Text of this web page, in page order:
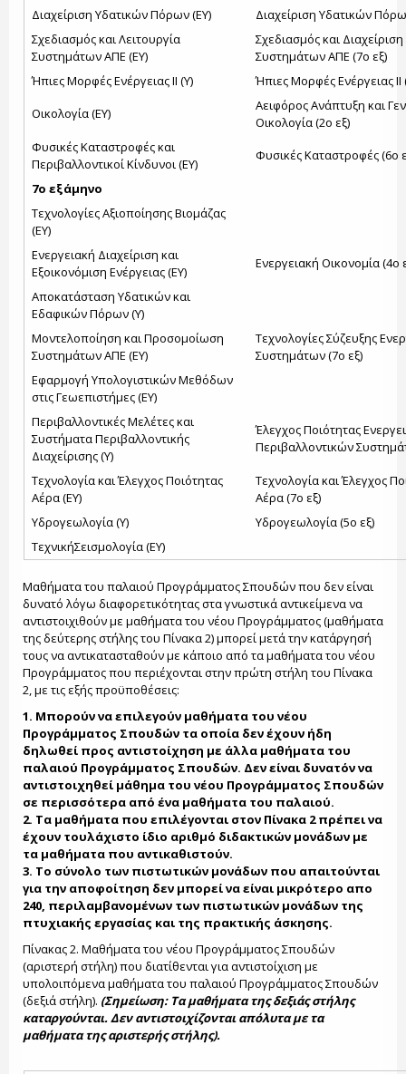
Διαχείριση Υδατικών Πόρων (ΕΥ)
Διαχείριση Υδατικών
Σχεδιασμός και Λειτουργία
Συστημάτων ΑΠΕ (ΕΥ)
Σχεδιασμός και Διαχείριση
Συστημάτων ΑΠΕ (7ο εξ)
Ήπιες Μορφές Ενέργειας ΙΙ (Υ)
Ήπιες Μορφές Ενέργειας ΙΙ
Οικολογία (ΕΥ)
Αειφόρος Ανάπτυξη και
Οικολογία (2ο εξ)
Φυσικές Καταστροφές και
Περιβαλλοντικοί Κίνδυνοι (ΕΥ)
Φυσικές Καταστροφές (6ο
7ο εξάμηνο
Τεχνολογίες Αξιοποίησης Βιομάζας
(ΕΥ)
Ενεργειακή Διαχείριση και
Εξοικονόμιση Ενέργειας (ΕΥ)
Ενεργειακή Οικονομία (4ο
Αποκατάσταση Υδατικών και
Εδαφικών Πόρων (Υ)
Μοντελοποίηση και Προσομοίωση
Συστημάτων ΑΠΕ (ΕΥ)
Τεχνολογίες Σύζευξης
Συστημάτων (7ο εξ)
Εφαρμογή Υπολογιστικών Μεθόδων
στις Γεωεπιστήμες (ΕΥ)
Περιβαλλοντικές Μελέτες και
Συστήματα Περιβαλλοντικής
Διαχείρισης (Υ)
Έλεγχος Ποιότητας
Περιβαλλοντικών
Τεχνολογία και Έλεγχος Ποιότητας
Αέρα (ΕΥ)
Τεχνολογία και Έλεγχος
Αέρα (7ο εξ)
Υδρογεωλογία (Υ)
Υδρογεωλογία (5ο εξ)
ΤεχνικήΣεισμολογία (ΕΥ)
Μαθήματα του παλαιού Προγράμματος Σπουδών που δεν είναι
δυνατό λόγω διαφορετικότητας στα γνωστικά αντικείμενα να
αντιστοιχιθούν με μαθήματα του νέου Προγράμματος (μαθήματα
της δεύτερης στήλης του Πίνακα 2) μπορεί μετά την κατάργησή
τους να αντικατασταθούν με κάποιο από τα μαθήματα του νέου
Προγράμματος που περιέχονται στην πρώτη στήλη του Πίνακα
2, με τις εξής προϋποθέσεις:
1. Μπορούν να επιλεγούν μαθήματα του νέου
Προγράμματος Σπουδών τα οποία δεν έχουν ήδη
δηλωθεί προς αντιστοίχηση με άλλα μαθήματα του
παλαιού Προγράμματος Σπουδών. Δεν είναι δυνατόν να
αντιστοιχηθεί μάθημα του νέου Προγράμματος Σπουδών
σε περισσότερα από ένα μαθήματα του παλαιού.
2. Τα μαθήματα που επιλέγονται στον Πίνακα 2 πρέπει να
έχουν τουλάχιστο ίδιο αριθμό διδακτικών μονάδων με
τα μαθήματα που αντικαθιστούν.
3. Το σύνολο των πιστωτικών μονάδων που απαιτούνται
για την αποφοίτηση δεν μπορεί να είναι μικρότερο απο
240, περιλαμβανομένων των πιστωτικών μονάδων της
πτυχιακής εργασίας και της πρακτικής άσκησης.
Πίνακας 2. Μαθήματα του νέου Προγράμματος Σπουδών
(αριστερή στήλη) που διατίθενται για αντιστοίχιση με
υπολοιπόμενα μαθήματα του παλαιού Προγράμματος Σπουδών
(δεξιά στήλη). (Σημείωση: Τα μαθήματα της δεξιάς στήλης
καταργούνται. Δεν αντιστοιχίζονται απόλυτα με τα
μαθήματα της αριστερής στήλης).